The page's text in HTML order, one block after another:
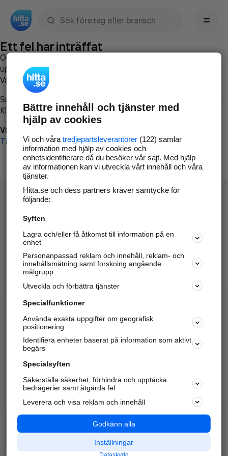
Ett fel har inträffat
Om du vill kan du
uppstod så att vi lättare och snabbare kan avhjälpa det.
Vänligen försök med följande:
Surfa till
Klicka påTillbaka-knappen i webbläsaren och försök igen
Vi beklagar besväret!
Till startsidan
Hitta.se - Gratis nummerupplysning.
Sök företag, personer och platser.
Hitta telefonnummer, adresser, företagsinfo mm.
Marknadsför företaget
Kom igång och annonsera mot
samarbetspartners nära dig.
Alla kategorier
Populära sökningar
API & Kartor
Annonsera
Integritet
Nödnummer
Bättre innehåll och tjänster med
hjälp av cookies
Vi och våra tredjepartsleverantörer(122) samlar
information med hjälp av cookies och
enhetsidentifierare då du besöker vår sajt. Med hjälp
av informationen kan vi utveckla vårt innehåll och våra
tjänster.
Hitta.se och dess partners kräver samtycke för
följande:
Syften
Lagra och/eller få åtkomst till information på en
enhet
Personanpassad reklam och innehåll, reklam- och
innehållsmätning samt forskning angående
målgrupp
Utveckla och förbättra tjänster
Specialfunktioner
Använda exakta uppgifter om geografisk
positionering
Identifiera enheter baserat på information som aktivt
begärs
Specialsyften
Säkerställa säkerhet, förhindra och upptäcka
bedrägerier samt åtgärda fel
Leverera och visa reklam och innehåll
Godkänn alla
Inställningar
Dataskydd